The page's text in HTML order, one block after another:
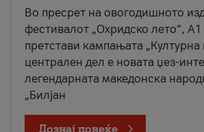
Во пресрет на овогодишното
фестивалот „Охридско лето“, А1
претстави кампањата „Културна
централен дел е новата џез-
легендарната македонска
„Билјан
Дознај повеќе